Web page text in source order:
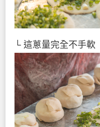
└ 這蔥量完全不手軟